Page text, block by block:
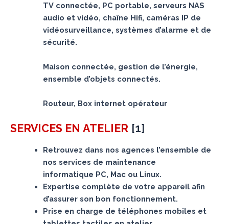
TV connectée, PC portable, serveurs NAS
audio et vidéo, chaîne Hifi, caméras IP de
vidéosurveillance, systèmes d’alarme et de
sécurité.
Maison connectée, gestion de l’énergie,
ensemble d’objets connectés.
Routeur, Box internet opérateur
SERVICES EN ATELIER [1]
Retrouvez dans nos agences l’ensemble de
nos services de maintenance
informatique PC, Mac ou Linux.
Expertise complète de votre appareil afin
d’assurer son bon fonctionnement.
Prise en charge de téléphones mobiles et